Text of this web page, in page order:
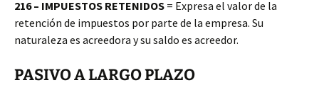
216 – IMPUESTOS RETENIDOS = Expresa el valor de la
retención de impuestos por parte de la empresa. Su
naturaleza es acreedora y su saldo es acreedor.
PASIVO A LARGO PLAZO